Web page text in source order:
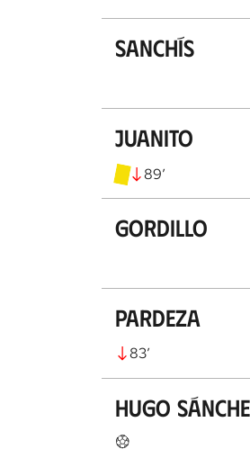
Sanchís
Juanito
89’
Gordillo
Pardeza
83’
Hugo